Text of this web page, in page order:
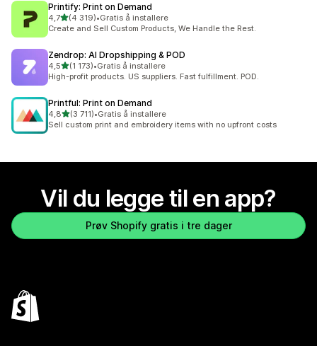
Printify: Print on Demand
4,7av 5 stjerner
(4 319)
Totalt 4319 omtaler
•Gratis å installere
Create and Sell Custom Products, We Handle the Rest.
Zendrop: AI Dropshipping & POD
4,5av 5 stjerner
(1 173)
Totalt 1173 omtaler
•Gratis å installere
High-profit products. US suppliers. Fast fulfillment. POD.
Printful: Print on Demand
4,8av 5 stjerner
(3 711)
Totalt 3711 omtaler
•Gratis å installere
Sell custom print and embroidery items with no upfront costs
Vil du legge til en app?
Prøv Shopify gratis i tre dager